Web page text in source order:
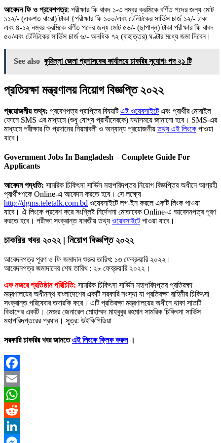
আবেদন ফি ও প্রবেশপত্র: পরীক্ষার ফি বাবদ ১-৩ নম্বর ক্রমিকে বর্ণিত পদের জন্য মােট
১১২/- (একশত বারাে) টাকা {পরীক্ষার ফি ১০০/এবং টেলিটকের সার্ভিস চার্জ ১২/- টাকা
এবং ৪-১২ নম্বর ক্রমিকে বর্ণিত পদের জন্য মােট ৫৬/- (ছাপান্ন) টাকা পরীক্ষার ফি বাবদ
৫০/এবং টেলিটকের সার্ভিস চার্জ ৬/- অনধিক ৭২ (বাহাত্তর) ঘণ্টার মধ্যে জমা দিবেন।
See also কুমিল্লা জেলা প্রশাসকের কার্যালয়ে চাকরির সুযোগঃ পদ ২১ টি
প্রতিরক্ষা মন্ত্রণালয় নিয়োগ বিজ্ঞপ্তি ২০২২
প্রয়োজনীয় তথ্য: প্রবেশপত্র প্রাপ্তির বিষয়টিএই ওয়েবসাইটেএবং প্রার্থীর মােবাইল
ফোনে SMS এর মাধ্যমে (শুধু যােগ্য প্রার্থীদেরকে) যথাসময়ে জানানাে হবে। SMS-এর
মাধ্যমে পরীক্ষার ফি প্রদানের নিয়মাবলী ও অন্যান্য প্রয়ােজনীয়তথ্য এই লিংকে পাওয়া
যাবে।
Government Jobs In Bangladesh – Complete Guide For
Applicants
আবেদন পদ্ধতি: সামরিক চিকিৎসা সার্ভিস মহাপরিদপ্তর নিয়োগ বিজ্ঞপ্তির অধীনে আগ্রহী
প্রার্থীগণকে Online-এ আবেদন করতে হবে। সে লক্ষ্যে
http://dgms.teletalk.com.bd ওয়েবসাইটে লগ-ইন করলে একটি লিংক পাওয়া
যাবে। ঐ লিংকে প্রবেশ করে সংশ্লিষ্ট নির্দেশনা মােতাবেক Online-এ আবেদনপত্র পূরণ
করতে হবে। পরীক্ষা সংক্রান্ত যাবতীয় তথ্য ওয়েবসাইটেপাওয়া যাবে।
চাকরির খবর ২০২২ | নিয়োগ বিজ্ঞপ্তি ২০২২
আবেদনপত্র পূরণ ও ফি জমাদান শুরুর তারিখ: ১৩ ফেব্রুয়ারি ২০২২।
আবেদনপত্র জমাদানের শেষ তারিখ : ২৮ ফেব্রুয়ারি ২০২২।
এক নজরে প্রতিষ্ঠান পরিচিতি: সামরিক চিকিৎসা সার্ভিস মহাপরিদপ্তর প্রতিরক্ষা
মন্ত্রণালয়ের অধীনস্থ বাংলাদেশের একটি সরকারি সংস্থা যা প্রতিরক্ষা বাহিনীর চিকিৎসা
সংক্রান্ত পরিষেবার তদারকি করে। এটি প্রতিরক্ষা মন্ত্রণালয়ের অধীনে থাকা সাতটি
বিভাগের একটি। মেজর জেনারেল মোহাম্মদ মাহবুবুর রহমান সামরিক চিকিৎসা সার্ভিস
মহাপরিদপ্তরের প্রধান। সূত্র: উইকিপিডিয়া
সরকারি চাকরির খবর জানতেএই লিংকে ক্লিক করুন।
Facebook
Email
WhatsApp
Reddit